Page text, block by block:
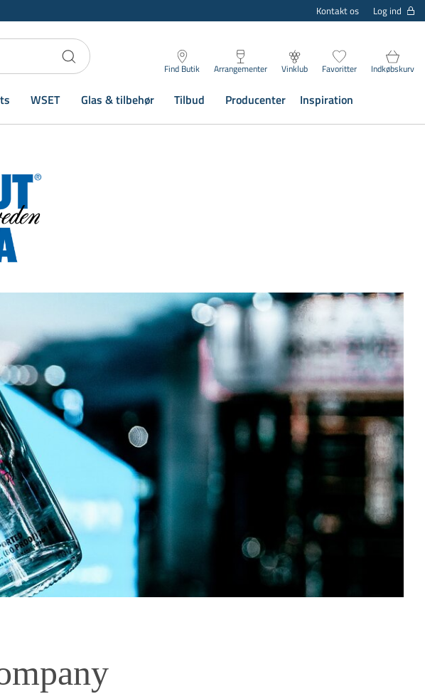
Kontakt os Log ind
Find Butik Arrangementer Vinklub Favoritter Indkøbskurv
WSET Glas & tilbehør Tilbud Producenter Inspiration